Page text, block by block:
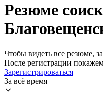
Резюме
Чтобы видеть все резюме,
После регистрации
Зарегистрироваться
За всё время